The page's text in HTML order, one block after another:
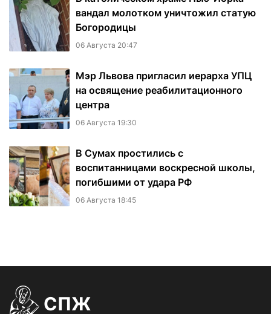
вандал молотком уничтожил статую
Богородицы
06 Августа 20:47
Мэр Львова пригласил иерарха УПЦ
на освящение реабилитационного
центра
06 Августа 19:30
В Сумах простились с
воспитанницами воскресной школы,
погибшими от удара РФ
06 Августа 18:45
СПЖ